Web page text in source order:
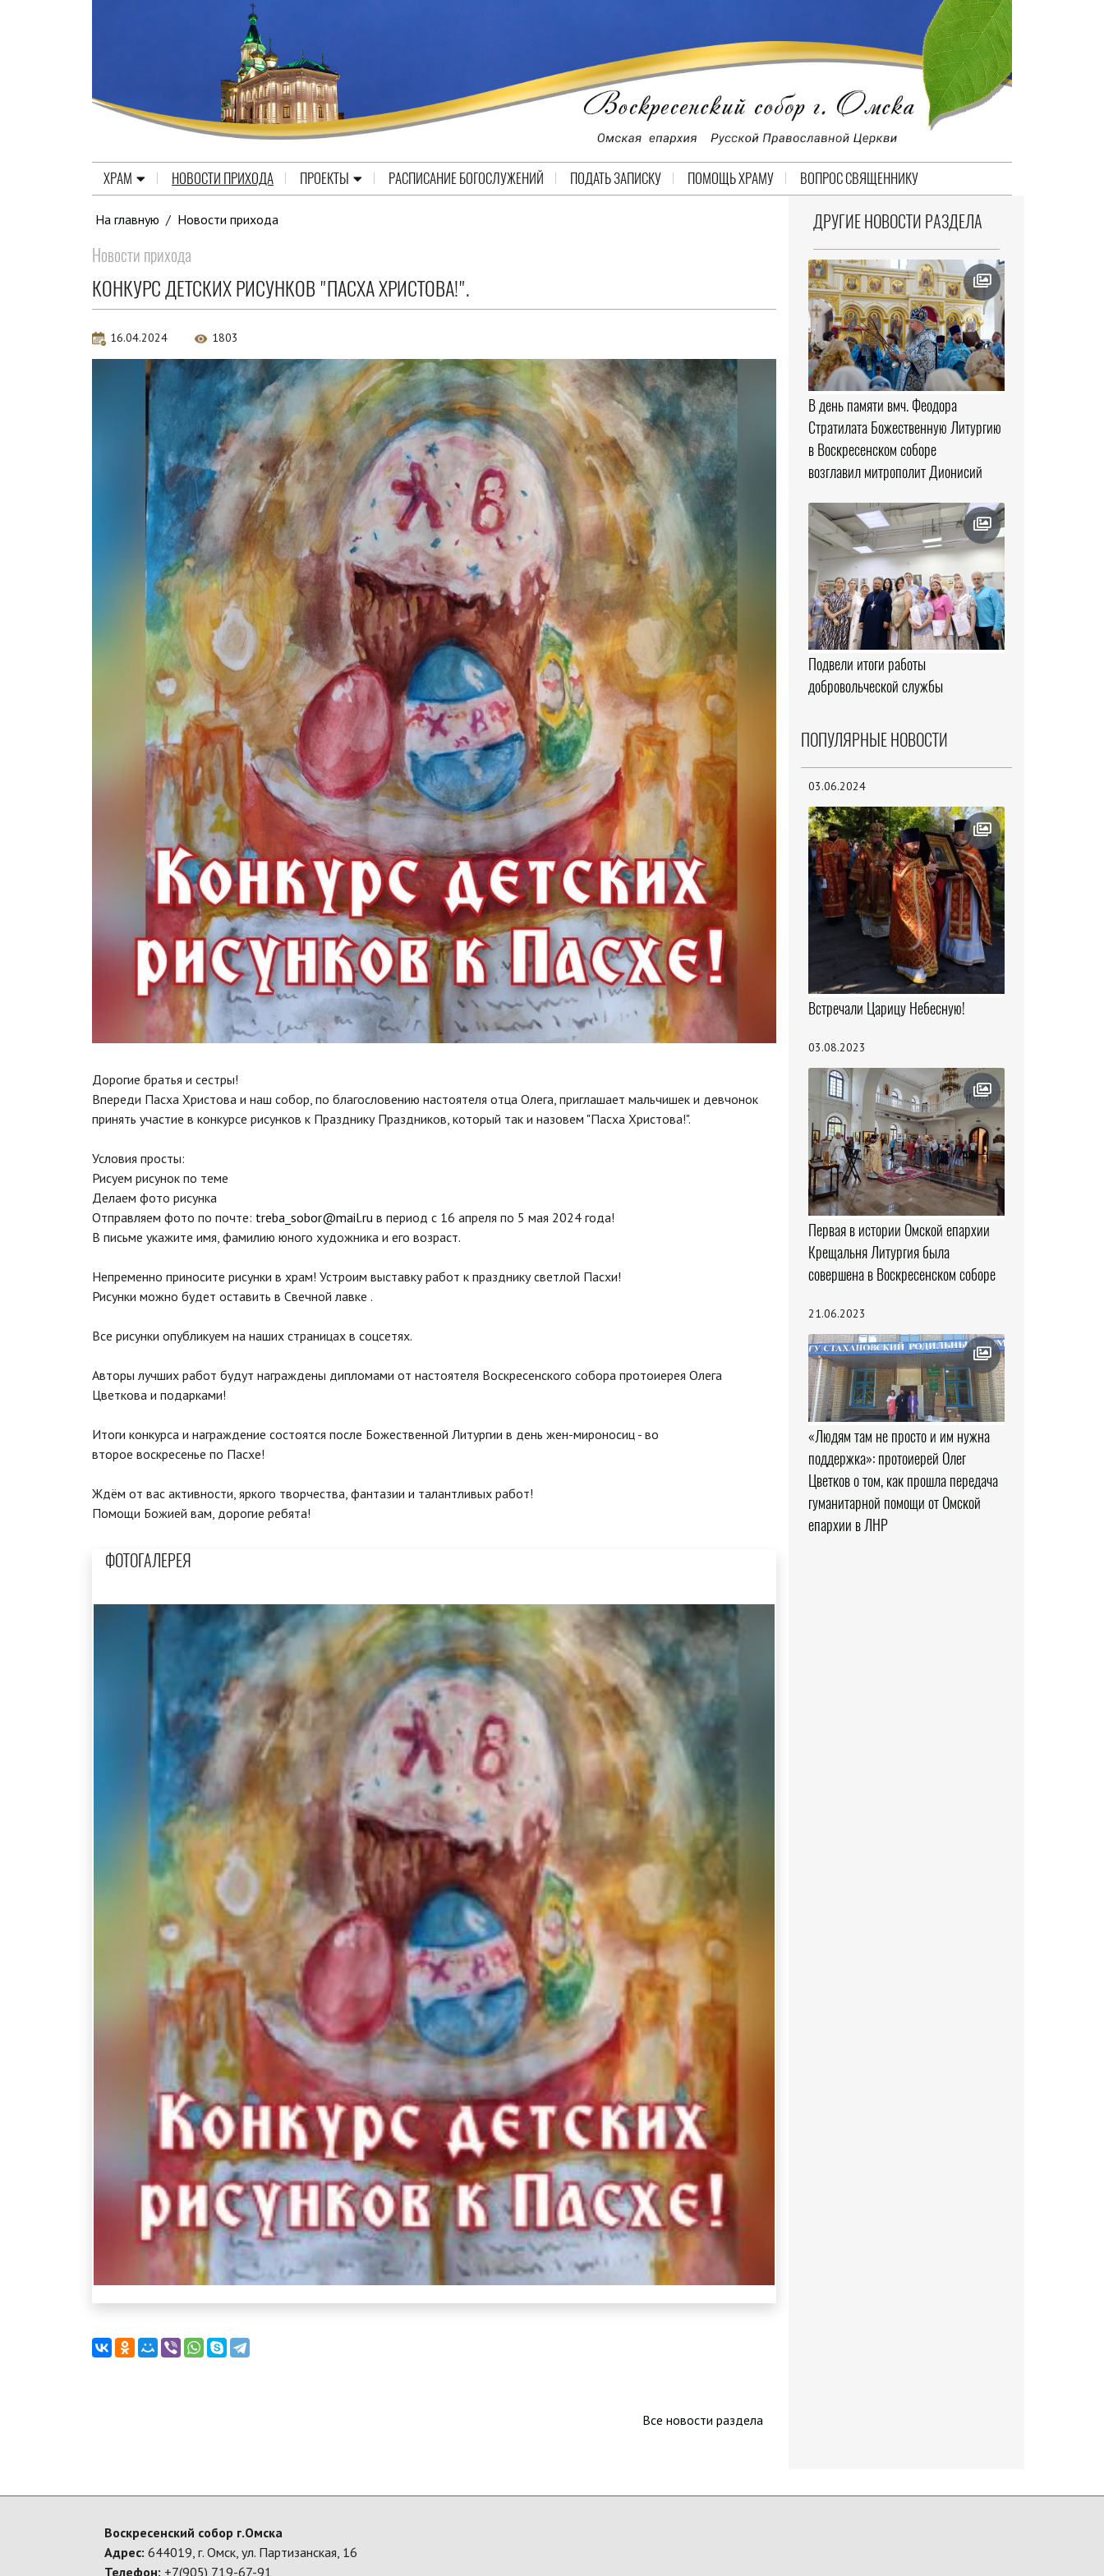
ХРАМ НОВОСТИ ПРИХОДА ПРОЕКТЫ РАСПИСАНИЕ БОГОСЛУЖЕНИЙ ПОДАТЬ ЗАПИСКУ ПОМОЩЬ ХРАМУ ВОПРОС СВЯЩЕННИКУ
На главную / Новости прихода
Новости прихода
КОНКУРС ДЕТСКИХ РИСУНКОВ "ПАСХА ХРИСТОВА!".
16.04.2024 1803
Дорогие братья и сестры!
Впереди Пасха Христова и наш собор, по благословению настоятеля отца Олега, приглашает мальчишек и девчонок
принять участие в конкурсе рисунков к Празднику Праздников, который так и назовем "Пасха Христова!".
Условия просты:
Рисуем рисунок по теме
Делаем фото рисунка
Отправляем фото по почте: treba_sobor@mail.ru в период с 16 апреля по 5 мая 2024 года!
В письме укажите имя, фамилию юного художника и его возраст.
Непременно приносите рисунки в храм! Устроим выставку работ к празднику светлой Пасхи!
Рисунки можно будет оставить в Свечной лавке .
Все рисунки опубликуем на наших страницах в соцсетях.
Авторы лучших работ будут награждены дипломами от настоятеля Воскресенского собора протоиерея Олега
Цветкова и подарками!
Итоги конкурса и награждение состоятся после Божественной Литургии в день жен-мироносиц - во
второе воскресенье по Пасхе!
Ждём от вас активности, яркого творчества, фантазии и талантливых работ!
Помощи Божией вам, дорогие ребята!
ФОТОГАЛЕРЕЯ
Все новости раздела
ДРУГИЕ НОВОСТИ РАЗДЕЛА
В день памяти вмч. Феодора
Стратилата Божественную Литургию
в Воскресенском соборе
возглавил митрополит Дионисий
Подвели итоги работы
добровольческой службы
ПОПУЛЯРНЫЕ НОВОСТИ
03.06.2024
Встречали Царицу Небесную!
03.08.2023
Первая в истории Омской епархии
Крещальня Литургия была
совершена в Воскресенском соборе
21.06.2023
«Людям там не просто и им нужна
поддержка»: протоиерей Олег
Цветков о том, как прошла передача
гуманитарной помощи от Омской
епархии в ЛНР
Воскресенский собор г.Омска
Адрес: 644019, г. Омск, ул. Партизанская, 16
Телефон: +7(905) 719-67-91